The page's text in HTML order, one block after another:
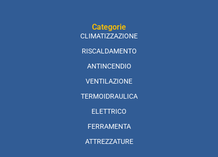
Categorie
CLIMATIZZAZIONE
RISCALDAMENTO
ANTINCENDIO
VENTILAZIONE
TERMOIDRAULICA
ELETTRICO
FERRAMENTA
ATTREZZATURE